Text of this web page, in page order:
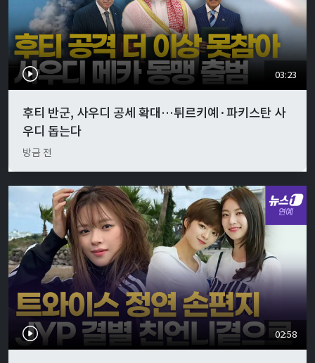
03:23
후티 반군, 사우디 공세 확대…튀르키예·파키스탄 사
우디 돕는다
방금 전
02:58